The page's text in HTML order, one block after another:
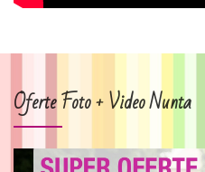
Oferte Foto + Video Nunta